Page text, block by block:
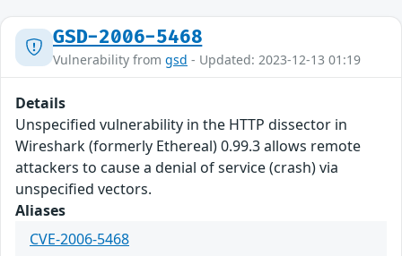
GSD-2006-5468
Vulnerability from gsd - Updated: 2023-12-13 01:19
Details
Unspecified vulnerability in the HTTP dissector in
Wireshark (formerly Ethereal) 0.99.3 allows remote
attackers to cause a denial of service (crash) via
unspecified vectors.
Aliases
CVE-2006-5468